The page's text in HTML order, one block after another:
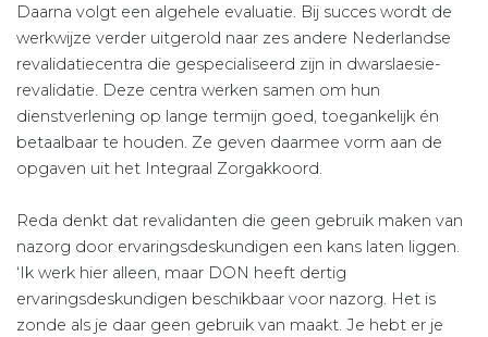
Daarna volgt een algehele evaluatie. Bij succes wordt de
werkwijze verder uitgerold naar zes andere Nederlandse
revalidatiecentra die gespecialiseerd zijn in dwarslaesie-
revalidatie. Deze centra werken samen om hun
dienstverlening op lange termijn goed, toegankelijk én
betaalbaar te houden. Ze geven daarmee vorm aan de
opgaven uit het Integraal Zorgakkoord.
Reda denkt dat revalidanten die geen gebruik maken van
nazorg door ervaringsdeskundigen een kans laten liggen.
‘Ik werk hier alleen, maar DON heeft dertig
ervaringsdeskundigen beschikbaar voor nazorg. Het is
zonde als je daar geen gebruik van maakt. Je hebt er je